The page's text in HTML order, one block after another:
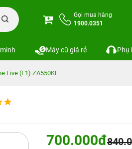
Gọi mua hàng
1900.0351
Máy cũ giá rẻ Phụ
Live (L1) ZA550KL
700.000đ